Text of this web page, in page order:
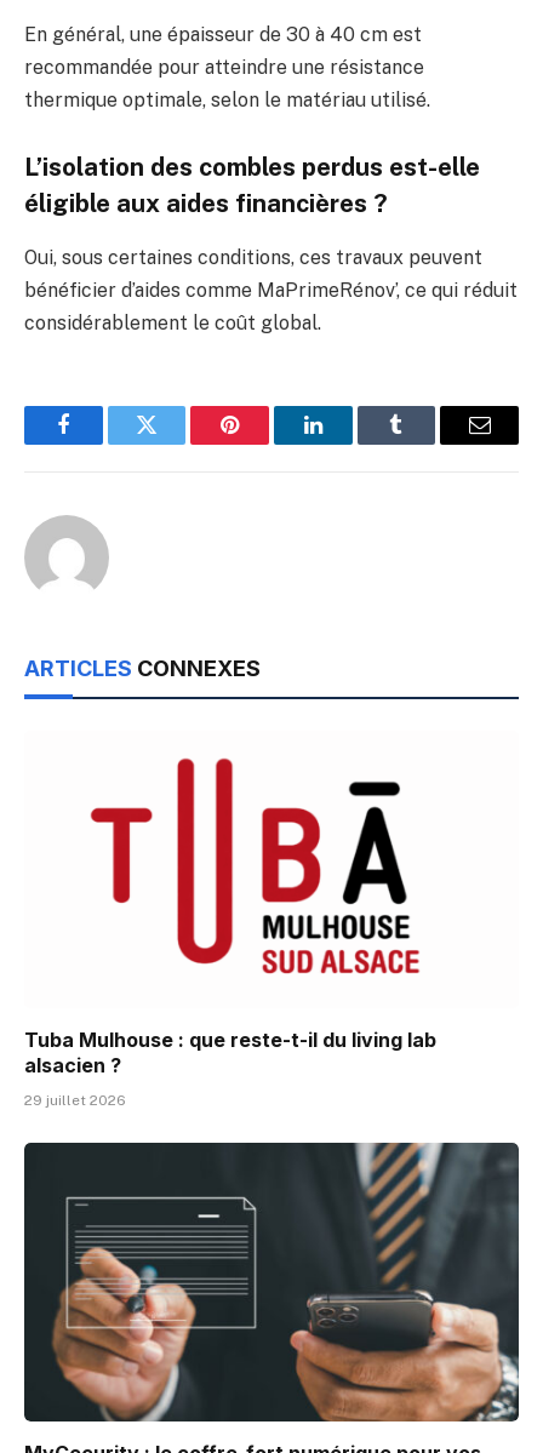
En général, une épaisseur de 30 à 40 cm est
recommandée pour atteindre une résistance
thermique optimale, selon le matériau utilisé.
L’isolation des combles perdus est-elle
éligible aux aides financières ?
Oui, sous certaines conditions, ces travaux peuvent
bénéficier d’aides comme MaPrimeRénov’, ce qui réduit
considérablement le coût global.
FacebookTwitter Pinterest LinkedInTumblr Email
ARTICLES CONNEXES
Tuba Mulhouse : que reste-t-il du living lab
alsacien ?
29 juillet 2026